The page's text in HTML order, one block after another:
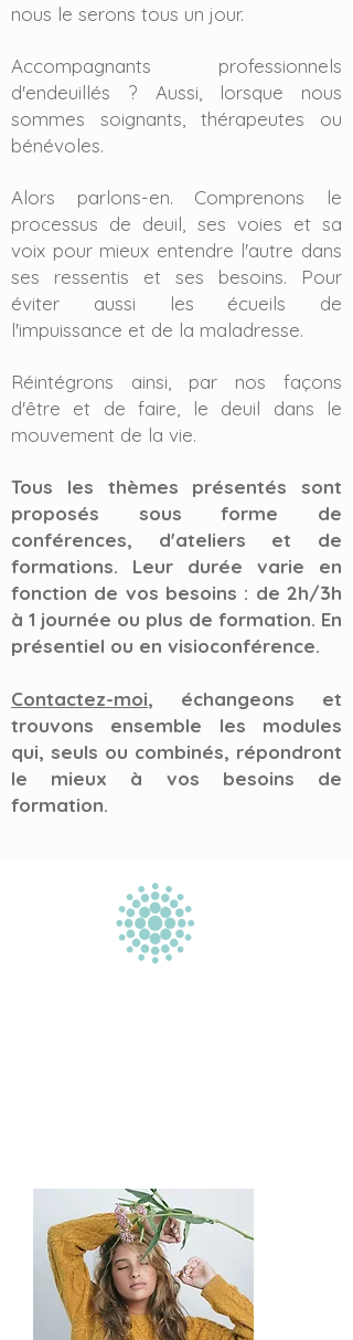
nous le serons tous un jour.
Accompagnants professionnels
d'endeuillés ? Aussi, lorsque nous
sommes soignants, thérapeutes ou
bénévoles.
Alors parlons-en. Comprenons le
processus de deuil, ses voies et sa
voix pour mieux entendre l'autre dans
ses ressentis et ses besoins. Pour
éviter aussi les écueils de
l'impuissance et de la maladresse.
Réintégrons ainsi, par nos façons
d'être et de faire, le deuil dans le
mouvement de la vie.
Tous les thèmes présentés sont
proposés sous forme de
conférences, d'ateliers et de
formations. Leur durée varie en
fonction de vos besoins : de 2h/3h
à 1 journée ou plus de formation. En
présentiel ou en visioconférence.
Contactez-moi, échangeons et
trouvons ensemble les modules
qui, seuls ou combinés, répondront
le mieux à vos besoins de
formation.